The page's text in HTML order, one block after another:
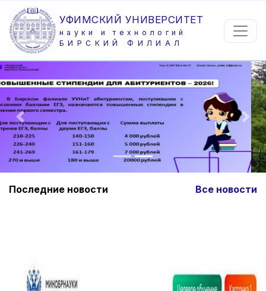
УФИМСКИЙ УНИВЕРСИТЕТ
науки и технологий
БИРСКИЙ ФИЛИАЛ
Предыдущее
Последние новости Все новости